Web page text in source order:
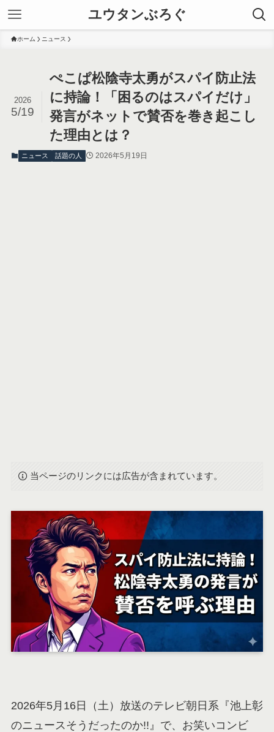
ユウタンぶろぐ
ホーム ニュース
ぺこぱ松陰寺太勇がスパイ防止法
に持論！「困るのはスパイだけ」
発言がネットで賛否を巻き起こし
た理由とは？
2026
5/19
ニュース 話題の人 2026年5月19日
当ページのリンクには広告が含まれています。
2026年5月16日（土）放送のテレビ朝日系『池上彰
のニュースそうだったのか!!』で、お笑いコンビ